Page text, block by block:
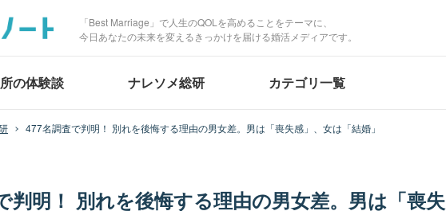
「Best Marriage」で人生のQOLを高めることをテーマに、
今日あなたの未来を変えるきっかけを届ける婚活メディアです。
の体験談 ナレソメ総研 カテゴリ一覧
477名調査で判明！ 別れを後悔する理由の男女差。男は「喪失感」、女は「結婚」
判明！ 別れを後悔する理由の男女差。男は「喪失